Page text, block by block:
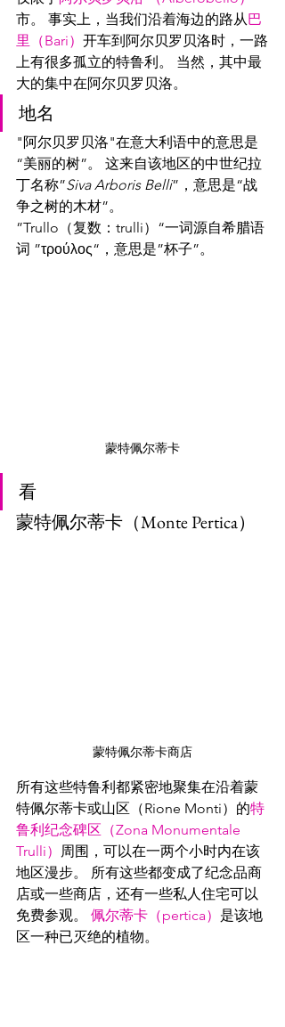
市。 事实上，当我们沿着海边的路从巴
里（Bari） 开车到阿尔贝罗贝洛时，一路
上有很多孤立的特鲁利。 当然，其中最
大的集中在阿尔贝罗贝洛。
地名
"阿尔贝罗贝洛"在意大利语中的意思是
“美丽的树”。 这来自该地区的中世纪拉
丁名称”Siva Arboris Belli”，意思是“战
争之树的木材”。
”Trullo（复数：trulli）“一词源自希腊语
词 ”τρούλος“，意思是”杯子”。
蒙特佩尔蒂卡
看
蒙特佩尔蒂卡（Monte Pertica）
蒙特佩尔蒂卡商店
所有这些特鲁利都紧密地聚集在沿着蒙
特佩尔蒂卡或山区（Rione Monti）的特
鲁利纪念碑区（Zona Monumentale
Trulli） 周围，可以在一两个小时内在该
地区漫步。 所有这些都变成了纪念品商
店或一些商店，还有一些私人住宅可以
免费参观。 佩尔蒂卡（pertica） 是该地
区一种已灭绝的植物。